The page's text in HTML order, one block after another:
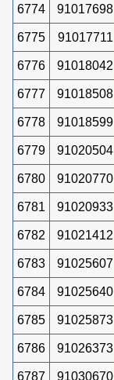
6774 91017698
6775 91017711
6776 91018042
6777 91018508
6778 91018599
6779 91020504
6780 91020770
6781 91020933
6782 91021412
6783 91025607
6784 91025640
6785 91025873
6786 91026373
6787 91030670